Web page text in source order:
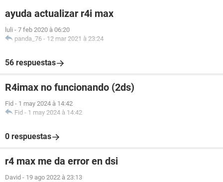
ayuda actualizar r4i max
luli - 7 feb 2020 à 06:20
panda_76 - 12 mar 2021 à 23:24
56 respuestas
R4imax no funcionando (2ds)
Fid - 1 may 2024 à 14:42
Fid - 1 may 2024 à 14:42
0 respuestas
r4 max me da error en dsi
David - 19 ago 2022 à 23:13